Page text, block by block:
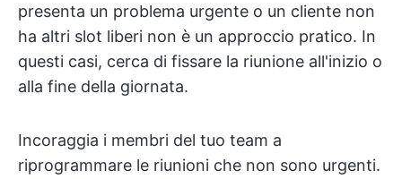
presenta un problema urgente o un cliente non
ha altri slot liberi non è un approccio pratico. In
questi casi, cerca di fissare la riunione all'inizio o
alla fine della giornata.
Incoraggia i membri del tuo team a
riprogrammare le riunioni che non sono urgenti.